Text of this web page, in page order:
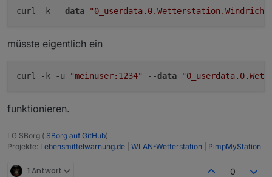
Nach dem ich die Authenifizierung deaktiviert
die Fehler aufgetaucht. Davor passierte einfach
Aber sonst scheint bei mir die 3.6.2 mit Simple
curl -k --data
müsste eigentlich ein
curl -k -u "meinuser:1234" --data
funktionieren.
LG SBorg ( SBorg auf GitHub)
Projekte: Lebensmittelwarnung.de WLAN-Wetterstation PimpMyStation
1 Antwort 0